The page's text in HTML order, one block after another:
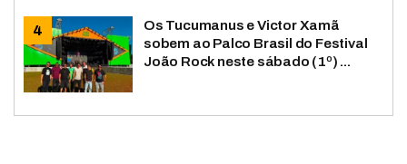
Os Tucumanus e Victor Xamã
sobem ao Palco Brasil do Festival
João Rock neste sábado (1º) ...